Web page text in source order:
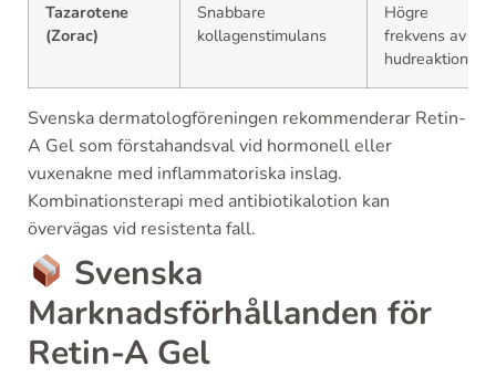
Tazarotene
(Zorac)
Snabbare
kollagenstimulans
Högre
frekvens av
hudreaktioner
Svenska dermatologföreningen rekommenderar Retin-
A Gel som förstahandsval vid hormonell eller
vuxenakne med inflammatoriska inslag.
Kombinationsterapi med antibiotikalotion kan
övervägas vid resistenta fall.
Svenska
Marknadsförhållanden för
Retin-A Gel